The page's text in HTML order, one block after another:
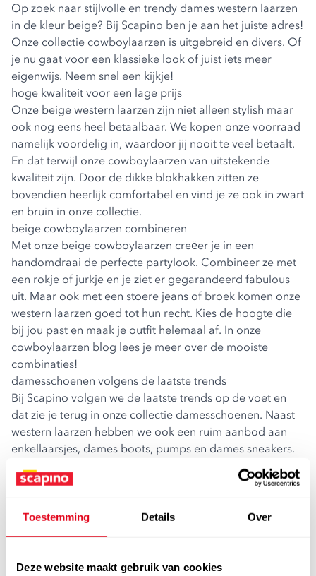
Toestemming Details Over
Deze website maakt gebruik van cookies
Op zoek naar stijlvolle en trendy dames western laarzen
in de kleur beige? Bij Scapino ben je aan het juiste adres!
Onze collectie cowboylaarzen is uitgebreid en divers. Of
je nu gaat voor een klassieke look of juist iets meer
eigenwijs. Neem snel een kijkje!
hoge kwaliteit voor een lage prijs
Onze beige western laarzen zijn niet alleen stylish maar
ook nog eens heel betaalbaar. We kopen onze voorraad
namelijk voordelig in, waardoor jij nooit te veel betaalt.
En dat terwijl onze cowboylaarzen van uitstekende
kwaliteit zijn. Door de dikke blokhakken zitten ze
bovendien heerlijk comfortabel en vind je ze ook in zwart
en bruin in onze collectie.
beige cowboylaarzen combineren
Met onze beige cowboylaarzen creëer je in een
handomdraai de perfecte partylook. Combineer ze met
een rokje of jurkje en je ziet er gegarandeerd fabulous
uit. Maar ook met een stoere jeans of broek komen onze
western laarzen goed tot hun recht. Kies de hoogte die
bij jou past en maak je outfit helemaal af. In onze
cowboylaarzen blog lees je meer over de mooiste
combinaties!
damesschoenen volgens de laatste trends
Bij Scapino volgen we de laatste trends op de voet en
dat zie je terug in onze collectie damesschoenen. Naast
western laarzen hebben we ook een ruim aanbod aan
enkellaarsjes, dames boots, pumps en dames sneakers.
En het mooie is dat je bij ons altijd tegen een betaalbare
prijs shopt. Bekijk alle
en kies een paar
betaal je beige western laarzen binnen 14 dagen
Bestel je beige western laarzen online en betaal pas na
te kijken of de cowboylaarzen bevallen. En zijn ze toch